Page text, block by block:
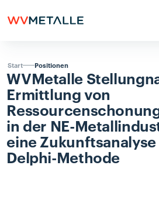
Start Positionen
WVMetalle
Ermittlungvon
in der NE-
eine Zukunftsanalyse
Delphi-Methode